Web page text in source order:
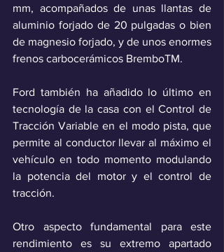
mm, acompañados de unas llantas de
aluminio forjado de 20 pulgadas o bien
de magnesio forjado, y de unos enormes
frenos carbocerámicos BremboTM.
Ford también ha añadido lo último en
tecnología de la casa con el Control de
Tracción Variable en el modo pista, que
permite al conductor llevar al máximo el
vehículo en todo momento modulando
la potencia del motor y el control de
tracción.
Otro aspecto fundamental para este
rendimiento es su extremo apartado